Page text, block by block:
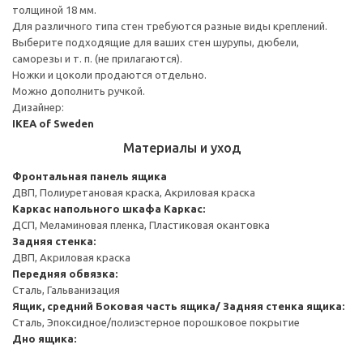
толщиной 18 мм.
Для различного типа стен требуются разные виды креплений.
Выберите подходящие для ваших стен шурупы, дюбели,
саморезы и т. п. (не прилагаются).
Ножки и цоколи продаются отдельно.
Можно дополнить ручкой.
Дизайнер:
IKEA of Sweden
Материалы и уход
Фронтальная панель ящика
ДВП, Полиуретановая краска, Акриловая краска
Каркас напольного шкафа Каркас:
ДСП, Меламиновая пленка, Пластиковая окантовка
Задняя стенка:
ДВП, Акриловая краска
Передняя обвязка:
Сталь, Гальванизация
Ящик, средний Боковая часть ящика/ Задняя стенка ящика:
Сталь, Эпоксидное/полиэстерное порошковое покрытие
Дно ящика: